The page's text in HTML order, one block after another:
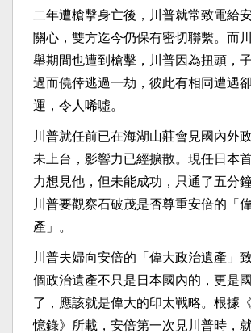
二年遭槍擊身亡後，川普就常致電給
關心，雙方迄今仍保有密切聯繫。而
舉期間也遭到槍擊，川普因為扭頭，
過而僥倖逃過一劫，彼此有相同遭遇
運，令人唏噓。
川普就任前已在海湖山莊會見國內外
未上台，影響力已經擴散。現任日本
力想見他，但未能成功，只通了五分
川普要觀察石破茂是否尊重安倍的「
產」。
川普夫婦向安倍的「偉大政治遺產」
個政治遺產不只是日本國內的，更是
了，應該就是偉大的印太戰略。根據
憶錄》所載，安倍第一次見川普時，